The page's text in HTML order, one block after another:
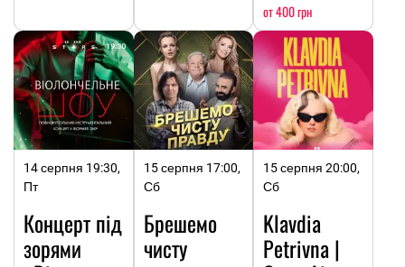
от 400 грн
14 серпня 19:30,
Пт
Концерт під
зорями
15 серпня 17:00,
Сб
Брешемо
чисту
15 серпня 20:00,
Сб
Klavdia
Petrivna |